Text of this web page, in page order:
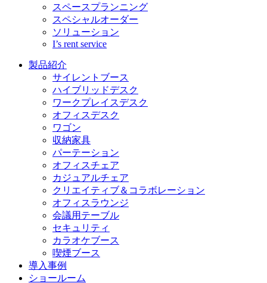
スペースプランニング
スペシャルオーダー
ソリューション
I’s rent service
製品紹介
サイレントブース
ハイブリッドデスク
ワークプレイスデスク
オフィスデスク
ワゴン
収納家具
パーテーション
オフィスチェア
カジュアルチェア
クリエイティブ＆コラボレーション
オフィスラウンジ
会議用テーブル
セキュリティ
カラオケブース
喫煙ブース
導入事例
ショールーム